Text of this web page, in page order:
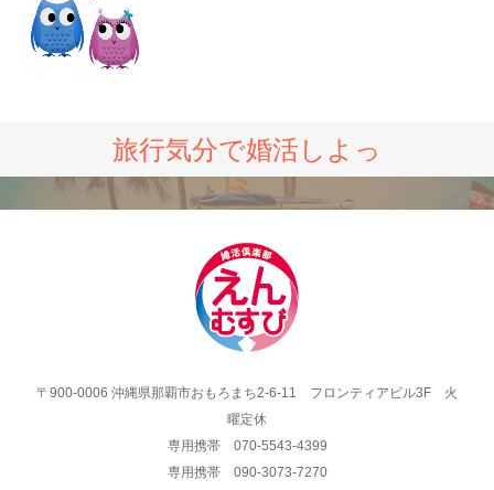
旅行気分で婚活しよっ
〒900-0006 沖縄県那覇市おもろまち2-6-11 フロンティアビル3F 火
曜定休
専用携帯 070-5543-4399
専用携帯 090-3073-7270